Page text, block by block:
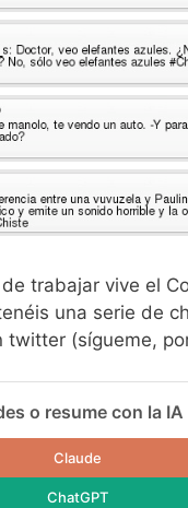
trabajar vive el
una serie de
twitter (sígueme,
o resume con la IA
Claude
ChatGPT